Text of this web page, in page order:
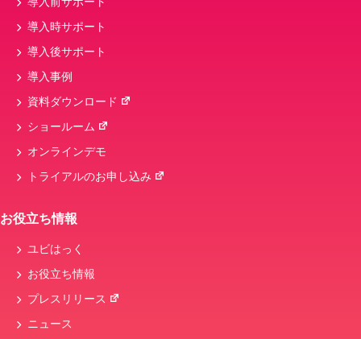
nsips
ハンディ
導入時サポート
導入後サポート
導入事例
資料ダウンロード
ショールーム
オンラインデモ
トライアルのお申し込み
お役立ち情報
ユビはっく
お役立ち情報
プレスリリース
ニュース